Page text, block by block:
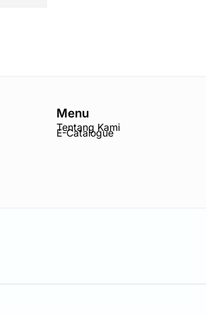
Menu
Tentang Kami
E-Catalogue